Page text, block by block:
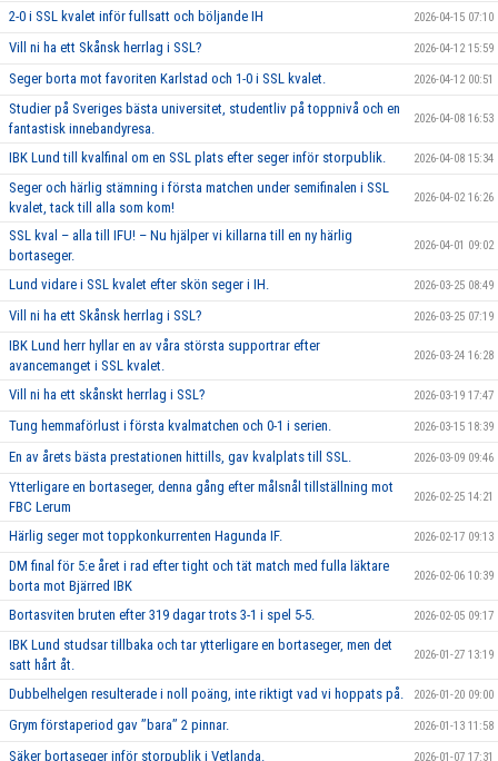
2-0 i SSL kvalet inför fullsatt och böljande IH 2026-04-15 07:10
Vill ni ha ett Skånsk herrlag i SSL? 2026-04-12 15:59
Seger borta mot favoriten Karlstad och 1-0 i SSL kvalet. 2026-04-12 00:51
Studier på Sveriges bästa universitet, studentliv på toppnivå och en
fantastisk innebandyresa.
2026-04-08 16:53
IBK Lund till kvalfinal om en SSL plats efter seger inför storpublik. 2026-04-08 15:34
Seger och härlig stämning i första matchen under semifinalen i SSL
kvalet, tack till alla som kom!
2026-04-02 16:26
SSL kval – alla till IFU! – Nu hjälper vi killarna till en ny härlig
bortaseger.
2026-04-01 09:02
Lund vidare i SSL kvalet efter skön seger i IH. 2026-03-25 08:49
Vill ni ha ett Skånsk herrlag i SSL? 2026-03-25 07:19
IBK Lund herr hyllar en av våra största supportrar efter
avancemanget i SSL kvalet.
2026-03-24 16:28
Vill ni ha ett skånskt herrlag i SSL? 2026-03-19 17:47
Tung hemmaförlust i första kvalmatchen och 0-1 i serien. 2026-03-15 18:39
En av årets bästa prestationen hittills, gav kvalplats till SSL. 2026-03-09 09:46
Ytterligare en bortaseger, denna gång efter målsnål tillställning mot
FBC Lerum
2026-02-25 14:21
Härlig seger mot toppkonkurrenten Hagunda IF. 2026-02-17 09:13
DM final för 5:e året i rad efter tight och tät match med fulla läktare
borta mot Bjärred IBK
2026-02-06 10:39
Bortasviten bruten efter 319 dagar trots 3-1 i spel 5-5. 2026-02-05 09:17
IBK Lund studsar tillbaka och tar ytterligare en bortaseger, men det
satt hårt åt.
2026-01-27 13:19
Dubbelhelgen resulterade i noll poäng, inte riktigt vad vi hoppats på. 2026-01-20 09:00
Grym förstaperiod gav ’’bara’’ 2 pinnar. 2026-01-13 11:58
Säker bortaseger inför storpublik i Vetlanda. 2026-01-07 17:31